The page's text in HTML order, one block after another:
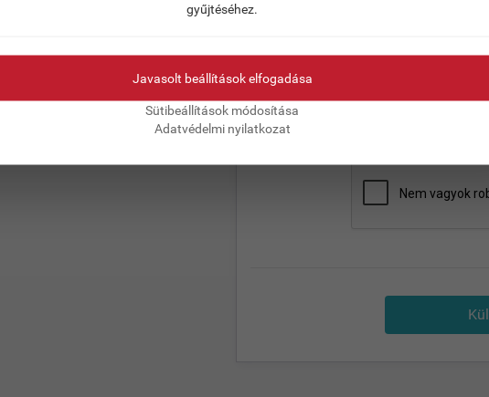
Azadatvédelmi tájékoztatóban
gyűjtéséhez.
Javasolt beállítások elfogadása
Sütibeállítások módosítása
Adatvédelmi nyilatkozat